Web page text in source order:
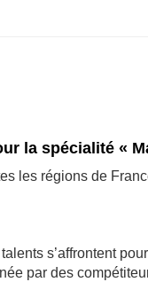
la spécialité «
les régions de
s’affrontent
par des